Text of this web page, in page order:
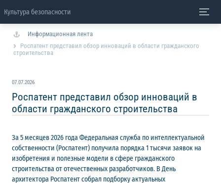
Культура безопасности
Информационная лента
Роспатент представил обзор инноваций в области гражданского
строительства
07.07.2026
Роспатент представил обзор инноваций в
области гражданского строительства
За 5 месяцев 2026 года Федеральная служба по интеллектуальной
собственности (Роспатент) получила порядка 1 тысячи заявок на
изобретения и полезные модели в сфере гражданского
строительства от отечественных разработчиков. В День
архитектора Роспатент собрал подборку актуальных